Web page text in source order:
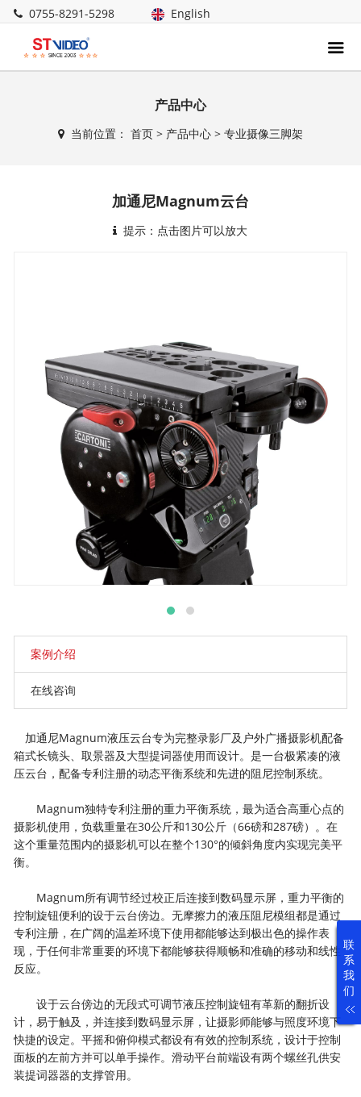
0755-8291-5298 English
产品中心
当前位置： 首页> 产品中心> 专业摄像三脚架
加通尼Magnum云台
提示：点击图片可以放大
案例介绍
在线咨询
加通尼Magnum液压云台专为完整录影厂及户外广播摄影机配备
箱式长镜头、取景器及大型提词器使用而设计。是一台极紧凑的液
压云台，配备专利注册的动态平衡系统和先进的阻尼控制系统。
Magnum独特专利注册的重力平衡系统，最为适合高重心点的
摄影机使用，负载重量在30公斤和130公斤（66磅和287磅）。在
这个重量范围内的摄影机可以在整个130°的倾斜角度内实现完美平
衡。
Magnum所有调节经过校正后连接到数码显示屏，重力平衡的
控制旋钮便利的设于云台傍边。无摩擦力的液压阻尼模组都是通过
专利注册，在广阔的温差环境下使用都能够达到极出色的操作表
现，于任何非常重要的环境下都能够获得顺畅和准确的移动和线性
反应。
设于云台傍边的无段式可调节液压控制旋钮有革新的翻折设
计，易于触及，并连接到数码显示屏，让摄影师能够与照度环境下
快捷的设定。平摇和俯仰模式都设有有效的控制系统，设计于控制
面板的左前方并可以单手操作。滑动平台前端设有两个螺丝孔供安
装提词器器的支撑管用。
联
系
我
们